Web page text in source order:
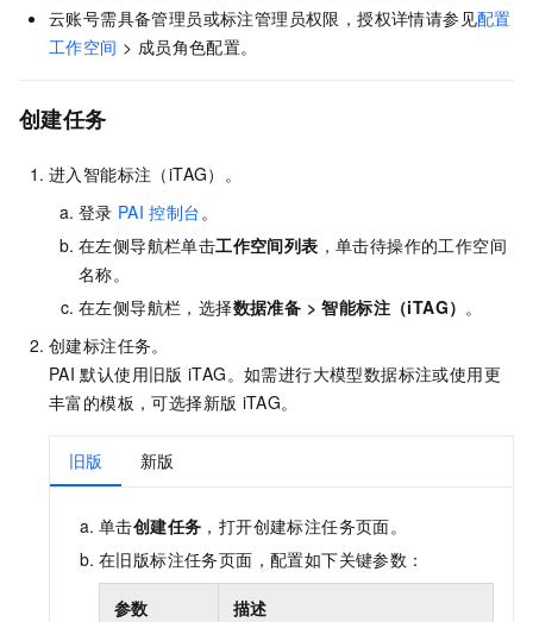
云账号需具备管理员或标注管理员权限，授权详情请参见配置
工作空间 > 成员角色配置。
创建任务
进入智能标注（iTAG）。
登录 PAI 控制台。
在左侧导航栏单击工作空间列表 ，单击待操作的工作空间
名称。
在左侧导航栏，选择数据准备 >智能标注（iTAG） 。
创建标注任务。
PAI 默认使用旧版 iTAG。如需进行大模型数据标注或使用更
丰富的模板，可选择新版 iTAG。
旧版 新版
单击创建任务 ，打开创建标注任务页面。
在旧版标注任务页面，配置如下关键参数：
参数 描述